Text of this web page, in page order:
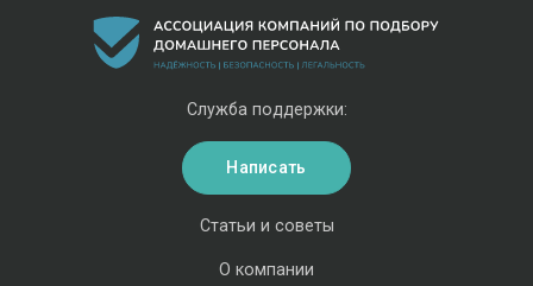
Статьи и советы
О компании
Служба поддержки:
Написать